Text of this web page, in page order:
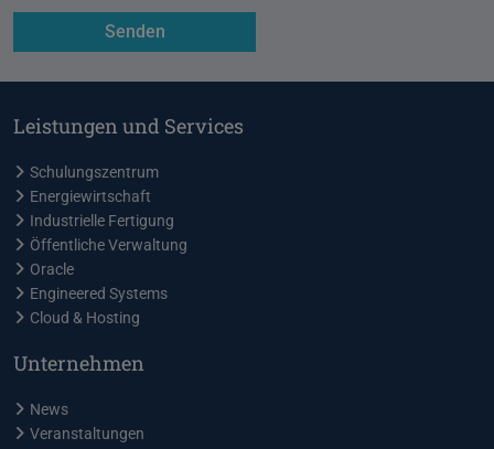
Leistungen und Services
Schulungszentrum
Energiewirtschaft
Industrielle Fertigung
Öffentliche Verwaltung
Oracle
Engineered Systems
Cloud & Hosting
Unternehmen
News
Veranstaltungen